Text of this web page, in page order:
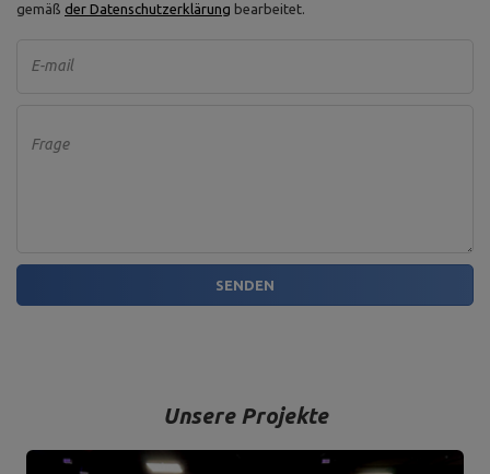
gemäß der Datenschutzerklärung bearbeitet.
E-mail
Frage
SENDEN
Unsere Projekte